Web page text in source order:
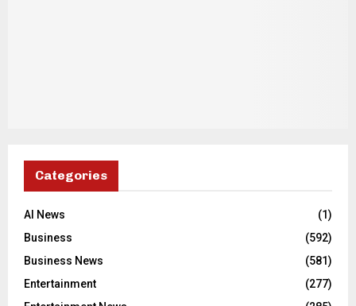
Categories
AI News
(1)
Business
(592)
Business News
(581)
Entertainment
(277)